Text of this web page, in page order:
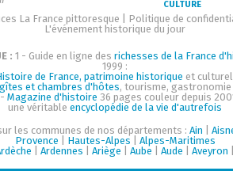
CULTURE
La France pittoresque
Politique de
L'événement historique du jour
: 1 - Guide en ligne des richesses de la France
1999 :
de France, patrimoine historique et
gîtes et chambres d'hôtes, tourisme, gastronomie
Magazine d'histoire 36 pages couleur depuis
une véritableencyclopédie de la vie d'autrefois
les communes de nos départements :Ain |
Provence
Hautes-Alpes
Alpes-Maritimes
|Ardennes |Ariège |Aube |Aude |Aveyron